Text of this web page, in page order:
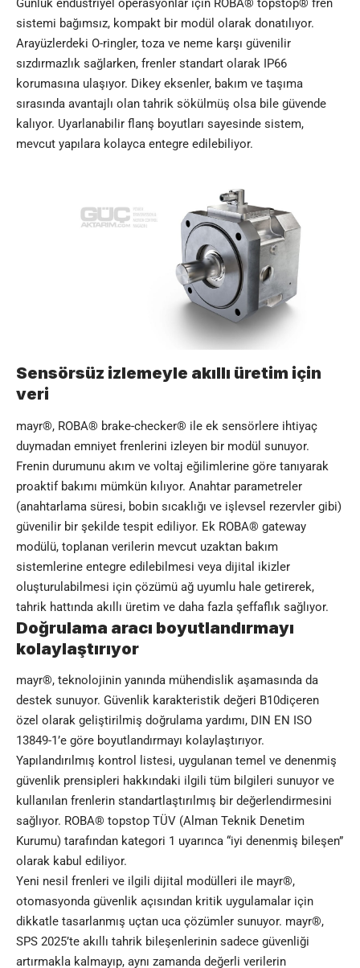
Günlük endüstriyel operasyonlar için ROBA® topstop® fren
sistemi bağımsız, kompakt bir modül olarak donatılıyor.
Arayüzlerdeki O-ringler, toza ve neme karşı güvenilir
sızdırmazlık sağlarken, frenler standart olarak IP66
korumasına ulaşıyor. Dikey eksenler, bakım ve taşıma
sırasında avantajlı olan tahrik sökülmüş olsa bile güvende
kalıyor. Uyarlanabilir flanş boyutları sayesinde sistem,
mevcut yapılara kolayca entegre edilebiliyor.
Sensörsüz izlemeyle akıllı üretim için
veri
mayr®, ROBA® brake-checker® ile ek sensörlere ihtiyaç
duymadan emniyet frenlerini izleyen bir modül sunuyor.
Frenin durumunu akım ve voltaj eğilimlerine göre tanıyarak
proaktif bakımı mümkün kılıyor. Anahtar parametreler
(anahtarlama süresi, bobin sıcaklığı ve işlevsel rezervler gibi)
güvenilir bir şekilde tespit ediliyor. Ek ROBA® gateway
modülü, toplanan verilerin mevcut uzaktan bakım
sistemlerine entegre edilebilmesi veya dijital ikizler
oluşturulabilmesi için çözümü ağ uyumlu hale getirerek,
tahrik hattında akıllı üretim ve daha fazla şeffaflık sağlıyor.
Doğrulama aracı boyutlandırmayı
kolaylaştırıyor
mayr®, teknolojinin yanında mühendislik aşamasında da
destek sunuyor. Güvenlik karakteristik değeri B10d​içeren
özel olarak geliştirilmiş doğrulama yardımı, DIN EN ISO
13849-1’e göre boyutlandırmayı kolaylaştırıyor.
Yapılandırılmış kontrol listesi, uygulanan temel ve denenmiş
güvenlik prensipleri hakkındaki ilgili tüm bilgileri sunuyor ve
kullanılan frenlerin standartlaştırılmış bir değerlendirmesini
sağlıyor. ROBA® topstop TÜV (Alman Teknik Denetim
Kurumu) tarafından kategori 1 uyarınca “iyi denenmiş bileşen”
olarak kabul ediliyor.
Yeni nesil frenleri ve ilgili dijital modülleri ile mayr®,
otomasyonda güvenlik açısından kritik uygulamalar için
dikkatle tasarlanmış uçtan uca çözümler sunuyor. mayr®,
SPS 2025’te akıllı tahrik bileşenlerinin sadece güvenliği
artırmakla kalmayıp, aynı zamanda değerli verilerin